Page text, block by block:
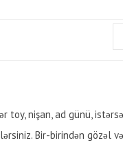
toy, nişan, ad günü,
Bir-birindən gözəl